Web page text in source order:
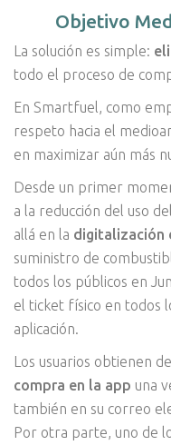
Objetivo
La solución es simple:
todo el proceso de
En Smartfuel, como
respeto hacia el
en maximizar aún más
Desde un primer
a la reducción del uso
allá en la digitalización
suministro de
todos los públicos en
el ticket físico en todos
aplicación.
Los usuarios obtienen
compra en la app una
también en su correo
Por otra parte, uno de